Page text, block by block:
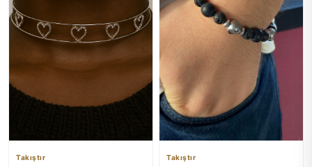
Takıştır Takıştır